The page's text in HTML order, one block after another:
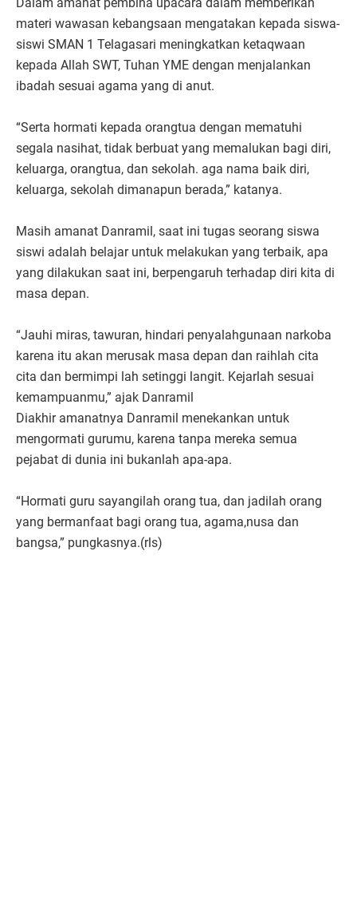
materi wawasan kebangsaan mengatakan kepada siswa-
siswi SMAN 1 Telagasari meningkatkan ketaqwaan
kepada Allah SWT, Tuhan YME dengan menjalankan
ibadah sesuai agama yang di anut.
“Serta hormati kepada orangtua dengan mematuhi
segala nasihat, tidak berbuat yang memalukan bagi diri,
keluarga, orangtua, dan sekolah. aga nama baik diri,
keluarga, sekolah dimanapun berada,” katanya.
Masih amanat Danramil, saat ini tugas seorang siswa
siswi adalah belajar untuk melakukan yang terbaik, apa
yang dilakukan saat ini, berpengaruh terhadap diri kita di
masa depan.
“Jauhi miras, tawuran, hindari penyalahgunaan narkoba
karena itu akan merusak masa depan dan raihlah cita
cita dan bermimpi lah setinggi langit. Kejarlah sesuai
kemampuanmu,” ajak Danramil
Diakhir amanatnya Danramil menekankan untuk
mengormati gurumu, karena tanpa mereka semua
pejabat di dunia ini bukanlah apa-apa.
“Hormati guru sayangilah orang tua, dan jadilah orang
yang bermanfaat bagi orang tua, agama,nusa dan
bangsa,” pungkasnya.(rls)